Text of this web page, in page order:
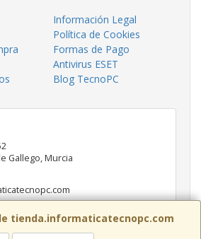
tienda.informaticatecnopc.com
Información Legal
Política de Cookies
Formas de Pago
Antivirus ESET
Blog TecnoPC
Gallego,Murcia